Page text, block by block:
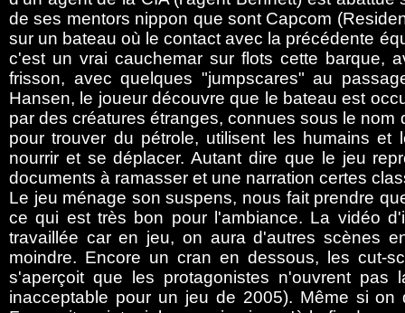
de ses mentors nippon que sont Capcom
sur un bateau où le contact avec la précédente
c'est un vrai cauchemar sur flots cette barque,
frisson, avec quelques "jumpscares" au
Hansen, le joueur découvre que le bateau est
par des créatures étranges, connues sous le
pour trouver du pétrole, utilisent les humains
nourrir et se déplacer. Autant dire que le jeu
documents à ramasser et une narration certes
Le jeu ménage son suspens, nous fait prendre
ce qui est très bon pour l'ambiance. La vidéo
travaillée car en jeu, on aura d'autres scènes
moindre. Encore un cran en dessous, les cut-
s'aperçoit que les protagonistes n'ouvrent
inacceptable pour un jeu de 2005). Même si